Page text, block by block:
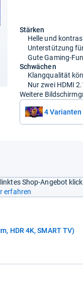
Stärken
Helle und
Unterstützung
Gute Gaming-
Schwächen
Klangqualität
Nur zwei HDMI
Weitere
4 Varianten
Shop-Angebot
erfahren
HDR 4K, SMART TV)